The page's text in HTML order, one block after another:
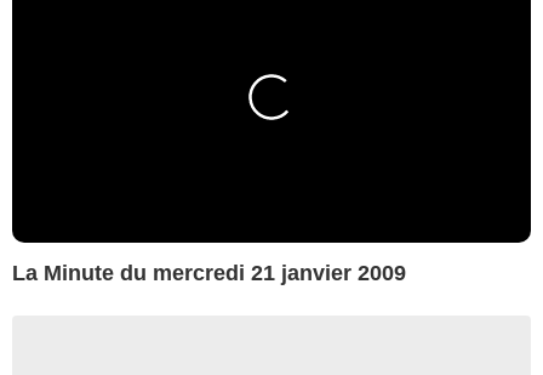
La Minute du mercredi 21 janvier 2009